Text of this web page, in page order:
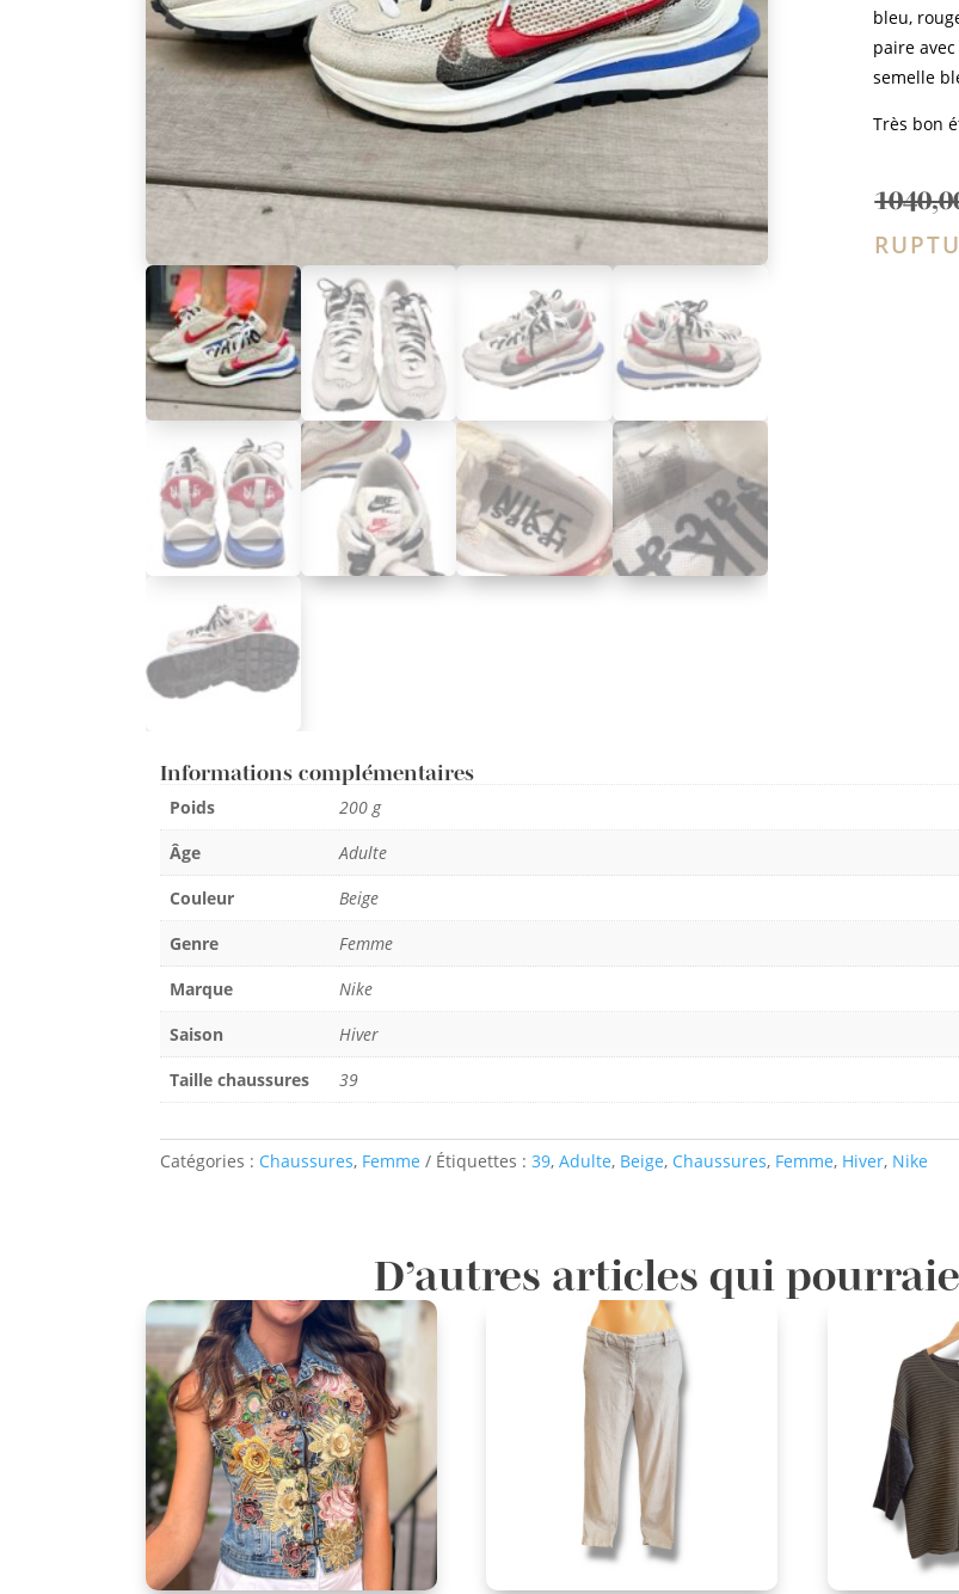
bleu,
paire
semelle
Très bon
Informations complémentaires
Poids
200 g
Âge
Adulte
Couleur
Beige
Genre
Femme
Marque
Nike
Saison
Hiver
Taille chaussures
39
Catégories : Chaussures, Femme Étiquettes :39,Adulte, Beige, Chaussures, Femme, Hiver, Nike
D’autres articles qui